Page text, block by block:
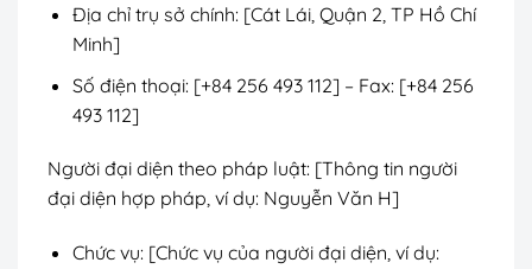
Địa chỉ trụ sở chính: [Cát Lái, Quận 2, TP Hồ Chí
Minh]
Số điện thoại: [+84 256 493 112] – Fax: [+84 256
493 112]
Người đại diện theo pháp luật: [Thông tin người
đại diện hợp pháp, ví dụ: Nguyễn Văn H]
Chức vụ: [Chức vụ của người đại diện, ví dụ: